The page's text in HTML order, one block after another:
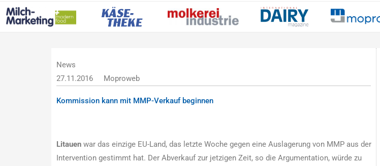
News
27.11.2016
Moproweb
Kommission kann mit MMP-Verkauf beginnen
Litauenwar das einzige EU-Land, das letzte Woche gegen eine Auslagerung von MMP aus der
Intervention gestimmt hat. Der Abverkauf zur jetzigen Zeit, so die Argumentation, würde zu